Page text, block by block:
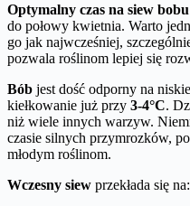
Optymalny czas na siew bobu
do połowy kwietnia. Warto
go jak najwcześniej,
pozwala roślinom lepiej się
Bób jest dość odporny na
kiełkowanie już przy 3-4°C.
niż wiele innych warzyw.
czasie silnych przymrozków,
młodym roślinom.
Wczesny siew przekłada się na: